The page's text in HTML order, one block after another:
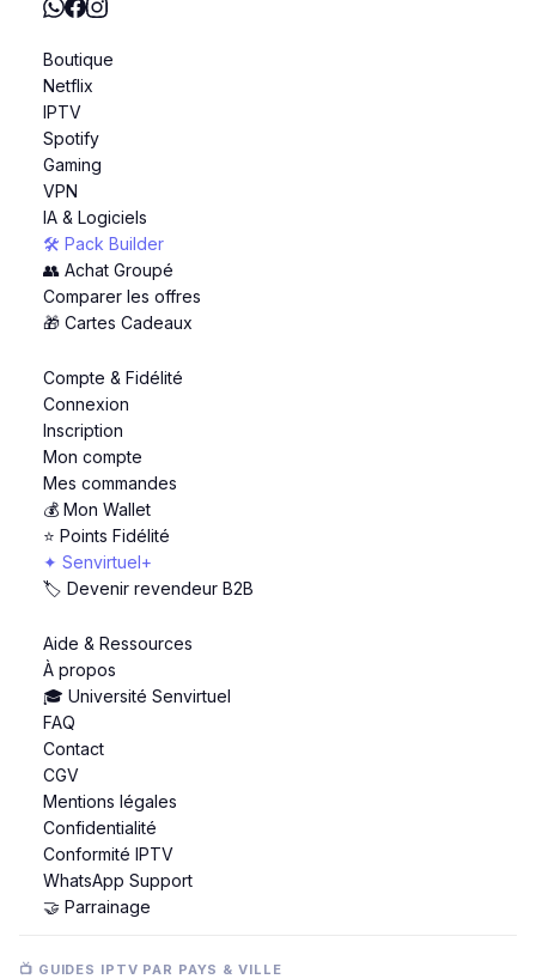
Boutique
Netflix
IPTV
Spotify
Gaming
VPN
IA & Logiciels
🛠️ Pack Builder
👥 Achat Groupé
Comparer les offres
🎁 Cartes Cadeaux
Compte & Fidélité
Connexion
Inscription
Mon compte
Mes commandes
💰 Mon Wallet
⭐ Points Fidélité
✦ Senvirtuel+
🏷️ Devenir revendeur B2B
Aide & Ressources
À propos
🎓 Université Senvirtuel
FAQ
Contact
CGV
Mentions légales
Confidentialité
Conformité IPTV
WhatsApp Support
🤝 Parrainage
📺 GUIDES IPTV PAR PAYS & VILLE